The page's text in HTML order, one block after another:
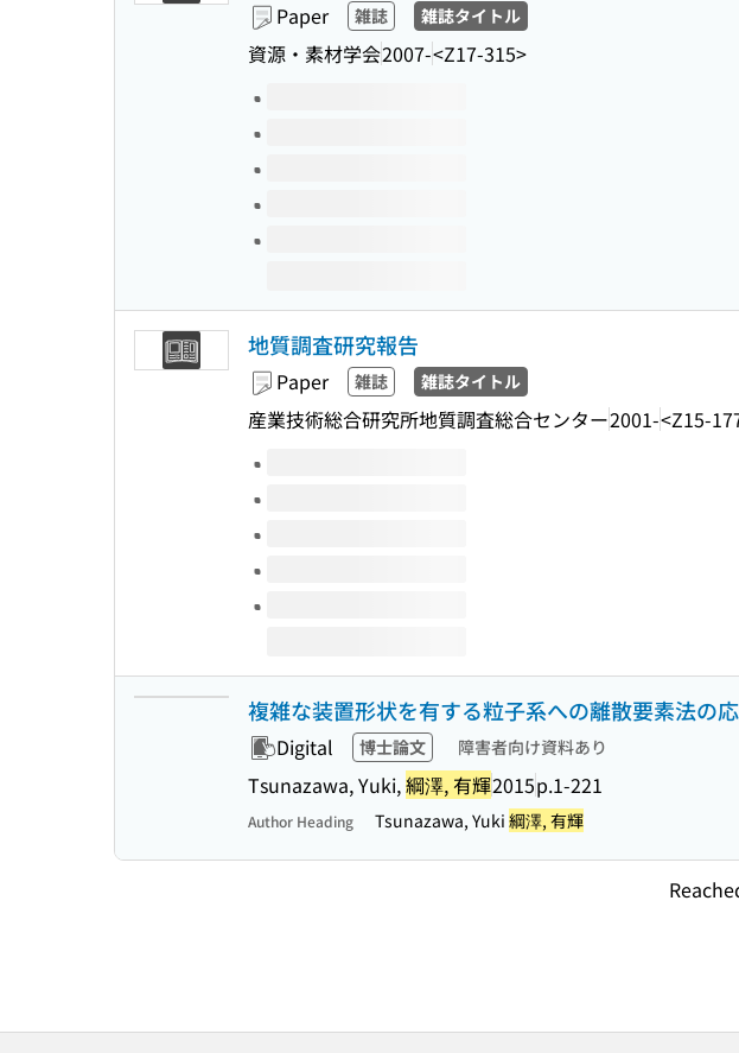
Paper 雑誌 雑誌タイトル
資源・素材学会2007-<Z17-315>
Volumes of this title
地質調査研究報告
Paper 雑誌 雑誌タイトル
産業技術総合研究所地質調査総合センター2001-<Z15-
Volumes of this title
複雑な装置形状を有する粒子系への離散要素法の
Digital 博士論文 障害者向け資料あり
Tsunazawa, Yuki,綱澤, 有輝2015p.1-221
Author Heading Tsunazawa, Yuki 綱澤, 有輝